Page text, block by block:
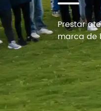
Prestar
marca de